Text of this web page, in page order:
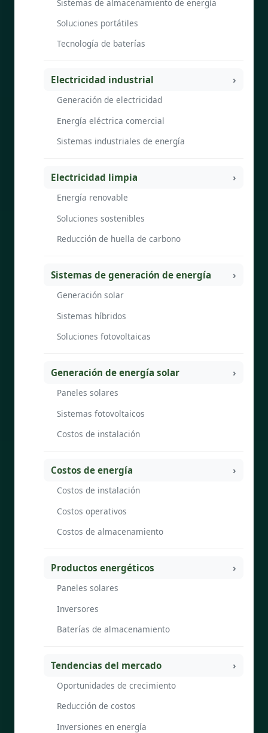
Sistemas de almacenamiento de energía
Soluciones portátiles
Tecnología de baterías
Electricidad industrial
Generación de electricidad
Energía eléctrica comercial
Sistemas industriales de energía
Electricidad limpia
Energía renovable
Soluciones sostenibles
Reducción de huella de carbono
Sistemas de generación de energía
Generación solar
Sistemas híbridos
Soluciones fotovoltaicas
Generación de energía solar
Paneles solares
Sistemas fotovoltaicos
Costos de instalación
Costos de energía
Costos de instalación
Costos operativos
Costos de almacenamiento
Productos energéticos
Paneles solares
Inversores
Baterías de almacenamiento
Tendencias del mercado
Oportunidades de crecimiento
Reducción de costos
Inversiones en energía